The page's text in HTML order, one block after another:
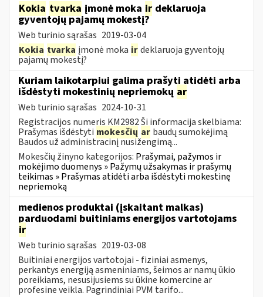
Kokia tvarka įmonė moka ir deklaruoja
gyventojų pajamų mokestį?
Web turinio sąrašas 2019-03-04
Kokia tvarka įmonė moka irdeklaruoja gyventojų
pajamų mokestį?
Kuriam laikotarpiui galima prašyti atidėti arba
išdėstyti mokestinių nepriemokų ar
Web turinio sąrašas 2024-10-31
Registracijos numeris KM2982 Ši informacija skelbiama:
Prašymas išdėstyti mokesčių ar baudų sumokėjimą
Baudos už administracinį nusižengimą...
Mokesčių žinyno kategorijos: Prašymai, pažymos ir
mokėjimo duomenys » Pažymų užsakymas ir prašymų
teikimas » Prašymas atidėti arba išdėstyti mokestinę
nepriemoką
medienos produktai (įskaitant malkas)
parduodami buitiniams energijos vartotojams
ir
Web turinio sąrašas 2019-03-08
Buitiniai energijos vartotojai - fiziniai asmenys,
perkantys energiją asmeniniams, šeimos ar namų ūkio
poreikiams, nesusijusiems su ūkine komercine ar
profesine veikla. Pagrindiniai PVM tarifo...